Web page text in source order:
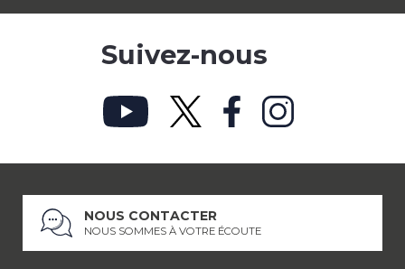
Suivez-nous
NOUS CONTACTER
NOUS SOMMES À VOTRE ÉCOUTE